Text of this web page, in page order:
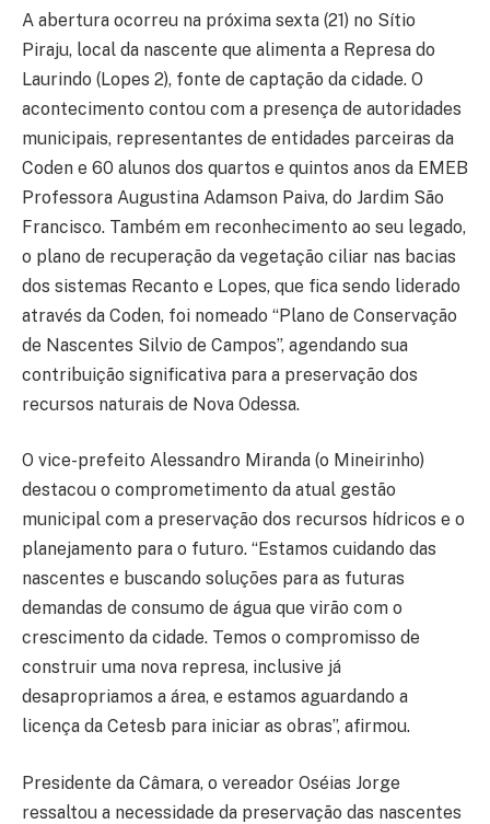
A abertura ocorreu na próxima sexta (21) no Sítio
Piraju, local da nascente que alimenta a Represa do
Laurindo (Lopes 2), fonte de captação da cidade. O
acontecimento contou com a presença de autoridades
municipais, representantes de entidades parceiras da
Coden e 60 alunos dos quartos e quintos anos da EMEB
Professora Augustina Adamson Paiva, do Jardim São
Francisco. Também em reconhecimento ao seu legado,
o plano de recuperação da vegetação ciliar nas bacias
dos sistemas Recanto e Lopes, que fica sendo liderado
através da Coden, foi nomeado “Plano de Conservação
de Nascentes Silvio de Campos”, agendando sua
contribuição significativa para a preservação dos
recursos naturais de Nova Odessa.
O vice-prefeito Alessandro Miranda (o Mineirinho)
destacou o comprometimento da atual gestão
municipal com a preservação dos recursos hídricos e o
planejamento para o futuro. “Estamos cuidando das
nascentes e buscando soluções para as futuras
demandas de consumo de água que virão com o
crescimento da cidade. Temos o compromisso de
construir uma nova represa, inclusive já
desapropriamos a área, e estamos aguardando a
licença da Cetesb para iniciar as obras”, afirmou.
Presidente da Câmara, o vereador Oséias Jorge
ressaltou a necessidade da preservação das nascentes